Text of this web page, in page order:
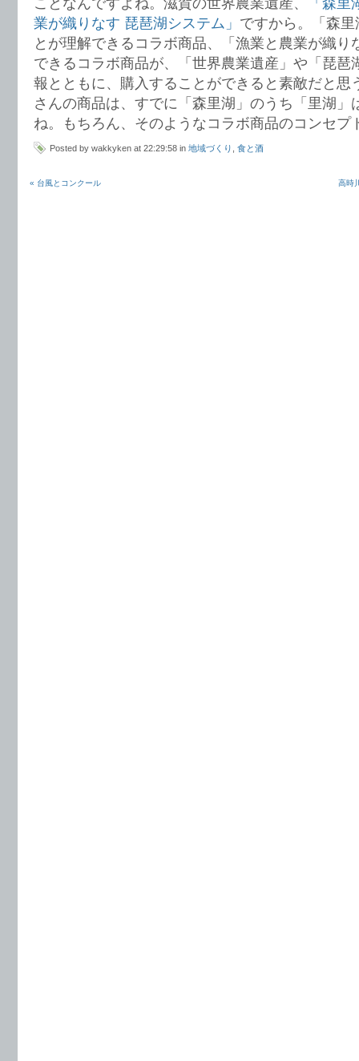
業が織りなす 琵琶湖システム」 ですから。「森
とが理解できるコラボ商品、「漁業と農業が織り
できるコラボ商品が、「世界農業遺産」や「琵琶
報とともに、購入することができると素敵だと思
さんの商品は、すでに「森里湖」のうち「里湖」
ね。もちろん、そのようなコラボ商品のコンセプ
Posted by wakkyken at 22:29:58 in 地域づくり 食と酒
高時
« 台風とコンクール